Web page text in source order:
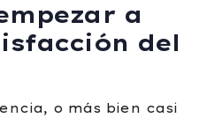
a
del
o más bien casi